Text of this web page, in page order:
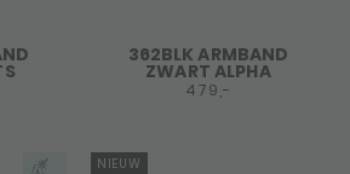
362BLK ARMBAND
ZWART ALPHA
479,-
NIEUW